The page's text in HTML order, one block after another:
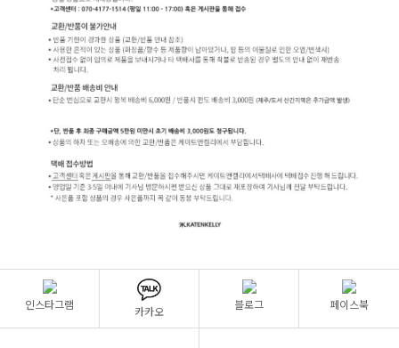
인스타그램
카카오
블로그 페이스북